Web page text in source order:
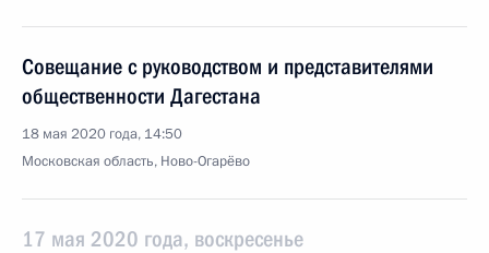
Совещание с руководством и представителями
общественности Дагестана
18 мая 2020 года, 14:50
Московская область, Ново-Огарёво
17 мая 2020 года, воскресенье